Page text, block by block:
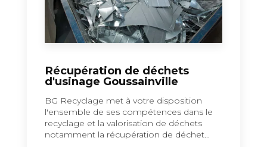
Récupération de déchets
d'usinage Goussainville
BG Recyclage met à votre disposition
l'ensemble de ses compétences dans le
recyclage et la valorisation de déchets
notamment la récupération de déchet...